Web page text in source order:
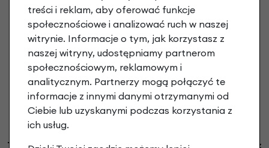
Tylna lampka Batavus Vizi V-Light LED. Rowery elektryczne z
treści i reklam, aby oferować funkcje
społecznościowe i analizować ruch w naszej
witrynie. Informacje o tym, jak korzystasz z
naszej witryny, udostępniamy partnerom
społecznościowym, reklamowym i
analitycznym. Partnerzy mogą połączyć te
informacje z innymi danymi otrzymanymi od
Ciebie lub uzyskanymi podczas korzystania z
ich usług.